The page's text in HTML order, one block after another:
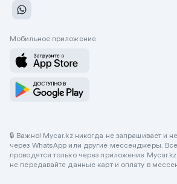
Мобильное приложение
🔒 Важно! Mycar.kz никогда не запрашивает и
через WhatsApp или другие мессенджеры.
проводятся только через приложение
не передавайте данные карт и оплату в